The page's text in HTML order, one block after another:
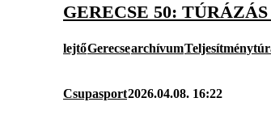
GERECSE 50:
lejtőGerecsearchívum
Csupasport2026.04.08. 16:22